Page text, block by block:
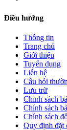
Điều hướng
Thông tin
Trang chủ
Giới thiệu
Tuyển dụng
Liên hệ
Câu hỏi
Lưu trữ
Chính sách
Chính sách
Chính sách
Quy định đặt